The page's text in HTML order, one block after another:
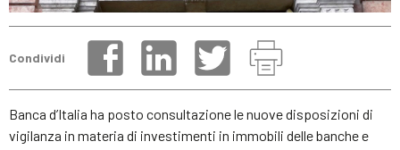
Condividi
Banca d’Italia ha posto consultazione le nuove disposizioni di
vigilanza in materia di investimenti in immobili delle banche e